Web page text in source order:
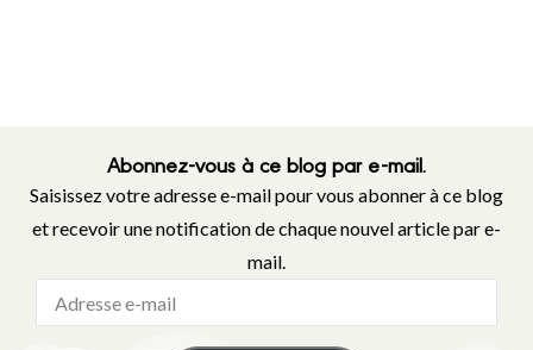
Abonnez-vous à ce blog par e-mail.
Saisissez votre adresse e-mail pour vous abonner à ce blog
et recevoir une notification de chaque nouvel article par e-
mail.